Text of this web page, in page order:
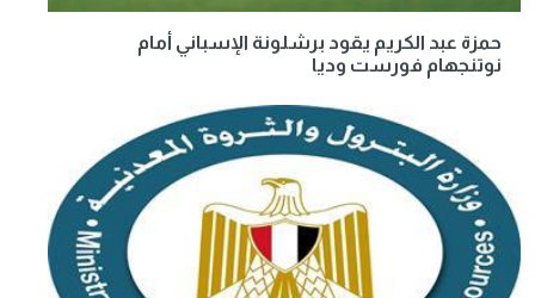
حمزة عبد الكريم يقود برشلونة الإسباني أمام
نوتنجهام فورست وديا